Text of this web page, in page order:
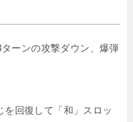
ーンの攻撃ダウン、爆弾
を回復して「和」スロッ